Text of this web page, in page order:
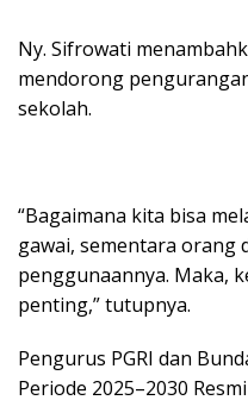
Ny. Sifrowati
mendorong
sekolah.
“Bagaimana kita bisa
gawai, sementara orang
penggunaannya. Maka,
penting,” tutupnya.
Pengurus PGRI dan
Periode 2025–2030